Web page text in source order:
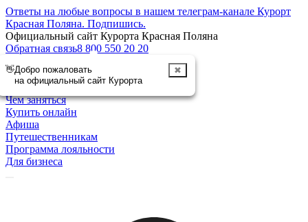
Ответы на любые вопросы в нашем телеграм-канале Курорт
Красная Поляна. Подпишись.
Официальный сайт Курорта Красная Поляна
Обратная связь8 800 550 20 20
Отменить
Курорт
Чем заняться
Купить онлайн
Афиша
Путешественникам
Программа лояльности
Для бизнеса